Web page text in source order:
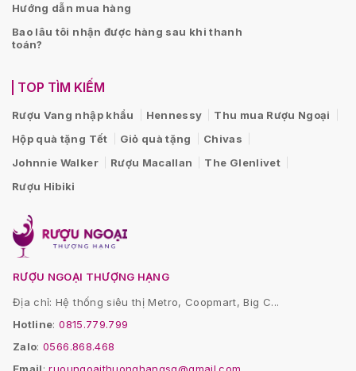
Hướng dẫn mua hàng
Bao lâu tôi nhận được hàng sau khi thanh
toán?
TOP TÌM KIẾM
Rượu Vang nhập khẩu Hennessy
Thu mua Rượu Ngoại
Hộp quà tặng Tết
Giỏ quà tặng
Chivas
Johnnie Walker
Rượu Macallan
The Glenlivet
Rượu Hibiki
RƯỢU NGOẠI THƯỢNG HẠNG
Địa chỉ: Hệ thống siêu thị Metro, Coopmart, Big C...
Hotline:0815.779.799
Zalo:0566.868.468